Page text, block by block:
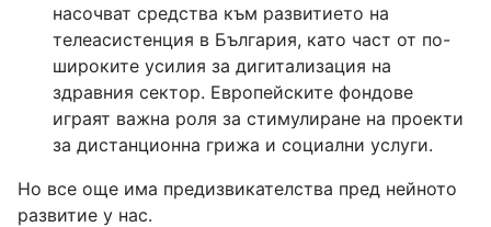
насочват средства към развитието на
телеасистенция в България, като част от по-
широките усилия за дигитализация на
здравния сектор. Европейските фондове
играят важна роля за стимулиране на проекти
за дистанционна грижа и социални услуги.
Но все още има предизвикателства пред нейното
развитие у нас.